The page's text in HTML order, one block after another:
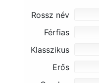
Rossz név
Férfias
Klasszikus
Erős